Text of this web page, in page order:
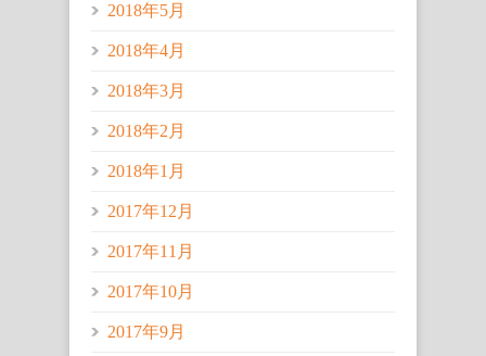
2018年5月
2018年4月
2018年3月
2018年2月
2018年1月
2017年12月
2017年11月
2017年10月
2017年9月